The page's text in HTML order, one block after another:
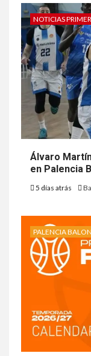
NOTICIAS
Álvaro
en Palencia
5 días atrás
PALENCIA